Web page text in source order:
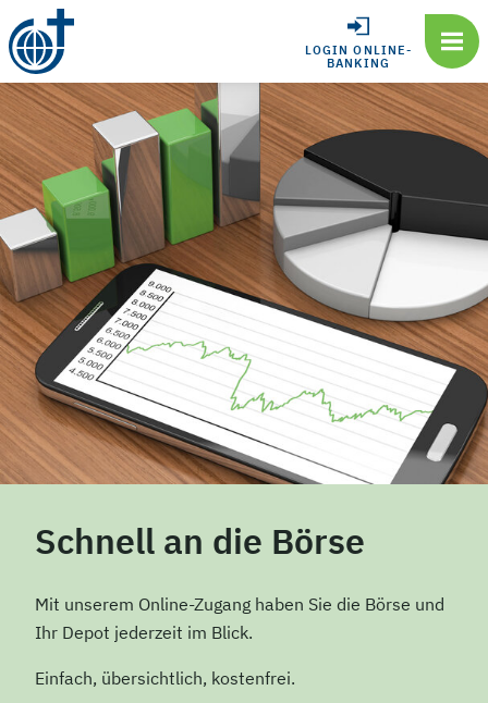
LOGIN ONLINE-
BANKING
Schnell an die Börse
Mit unserem Online-Zugang haben Sie die Börse und
Ihr Depot jederzeit im Blick.
Einfach, übersichtlich, kostenfrei.